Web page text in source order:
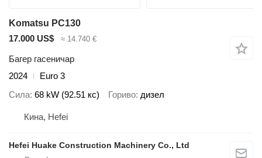
Komatsu PC130
17.000 US$
≈ 14.740 €
Багер гасеничар
2024
Euro 3
Сила 68 kW (92.51 кс) Гориво дизел
Кина, Hefei
Hefei Huake Construction Machinery Co., Ltd